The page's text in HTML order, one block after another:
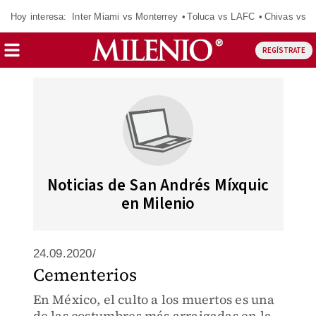
Hoy interesa: Inter Miami vs Monterrey Toluca vs LAFC Chivas vs
REGÍSTRATE
Noticias de San Andrés Míxquic
en Milenio
24.09.2020/
Cementerios
En México, el culto a los muertos es una